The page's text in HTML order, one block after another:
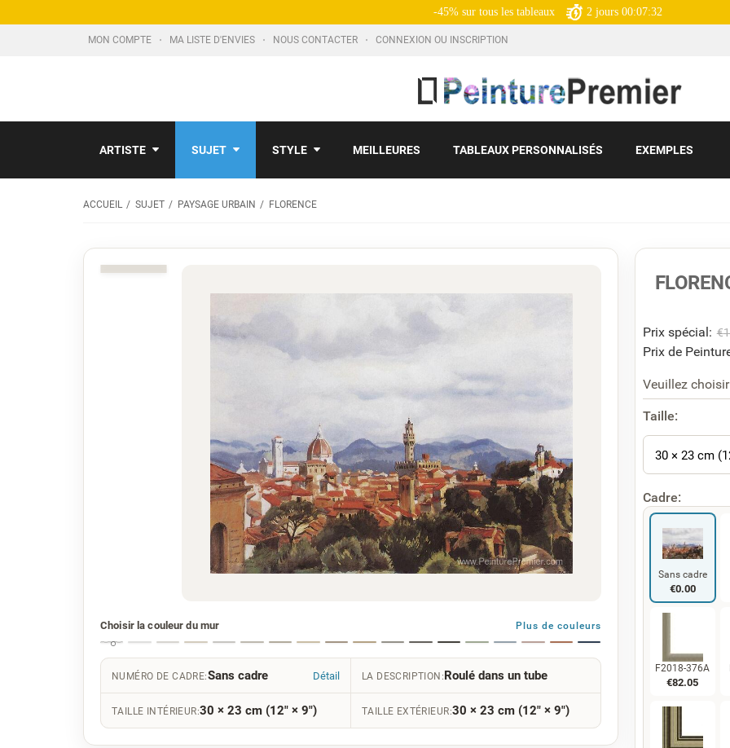
-45% sur tous les tableaux 2 jours 00:07:31
MON COMPTE MA LISTE D'ENVIES NOUS CONTACTER CONNEXION OU INSCRIPTION
ARTISTE SUJET STYLE MEILLEURES TABLEAUX PERSONNALISÉS EXEMPLES
ACCUEIL SUJET PAYSAGE URBAIN FLORENCE
Choisir la couleur du mur Plus de couleurs
NUMÉRO DE CADRE:Sans cadre Détail LA DESCRIPTION: Roulé dans un tube
TAILLE INTÉRIEUR:30 × 23 cm (12" × 9") TAILLE EXTÉRIEUR:30 × 23 cm (12" × 9")
Prix ​​spécial: €
Prix de
Veuillez
Taille:
30 × 23 cm
Cadre:
Sans cadre
€0.00
F2018-376A
€82.05